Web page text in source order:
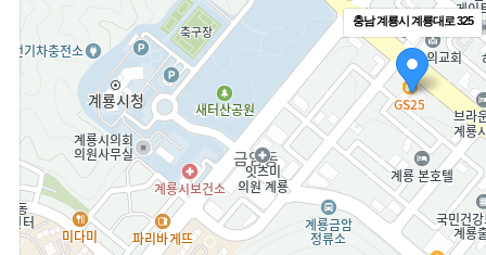
충남 계룡시 계룡대로 325